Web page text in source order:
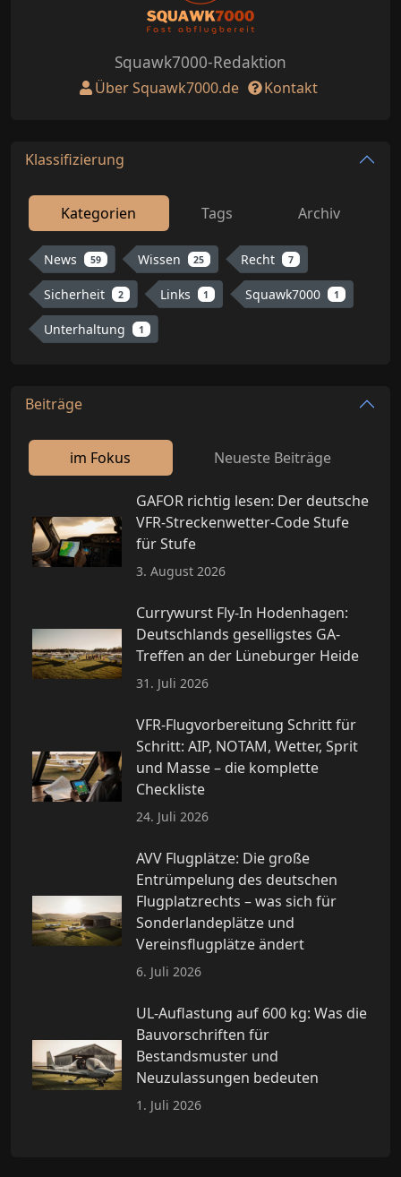
Squawk7000-Redaktion
Über Squawk7000.de Kontakt
Klassifizierung
Kategorien Tags Archiv
News 59 Wissen 25 Recht 7
Sicherheit 2 Links 1 Squawk7000 1
Unterhaltung 1
Beiträge
im Fokus Neueste Beiträge
GAFOR richtig lesen: Der deutsche
VFR-Streckenwetter-Code Stufe
für Stufe
3. August 2026
Currywurst Fly-In Hodenhagen:
Deutschlands geselligstes GA-
Treffen an der Lüneburger Heide
31. Juli 2026
VFR-Flugvorbereitung Schritt für
Schritt: AIP, NOTAM, Wetter, Sprit
und Masse – die komplette
Checkliste
24. Juli 2026
AVV Flugplätze: Die große
Entrümpelung des deutschen
Flugplatzrechts – was sich für
Sonderlandeplätze und
Vereinsflugplätze ändert
6. Juli 2026
UL-Auflastung auf 600 kg: Was die
Bauvorschriften für
Bestandsmuster und
Neuzulassungen bedeuten
1. Juli 2026